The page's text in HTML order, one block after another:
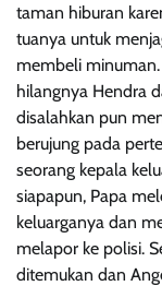
taman hiburan
tuanya untuk
membeli
hilangnya Hendra
disalahkan pun
berujung pada
seorang kepala
siapapun, Papa
keluarganya dan
melapor ke polisi.
ditemukan dan